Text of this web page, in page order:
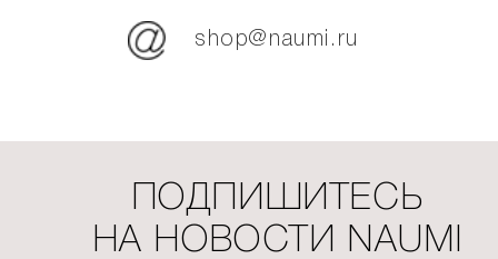
shop@naumi.ru
ПОДПИШИТЕСЬ
НА НОВОСТИ NAUMI